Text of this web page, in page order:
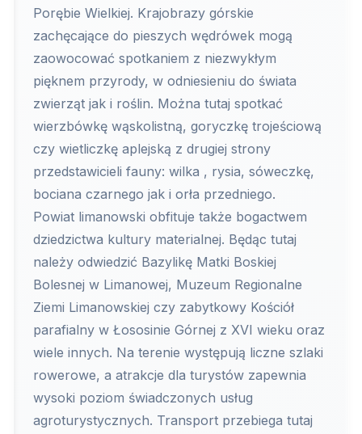
Porębie Wielkiej. Krajobrazy górskie
zachęcające do pieszych wędrówek mogą
zaowocować spotkaniem z niezwykłym
pięknem przyrody, w odniesieniu do świata
zwierząt jak i roślin. Można tutaj spotkać
wierzbówkę wąskolistną, goryczkę trojeściową
czy wietliczkę aplejską z drugiej strony
przedstawicieli fauny: wilka , rysia, sóweczkę,
bociana czarnego jak i orła przedniego.
Powiat limanowski obfituje także bogactwem
dziedzictwa kultury materialnej. Będąc tutaj
należy odwiedzić Bazylikę Matki Boskiej
Bolesnej w Limanowej, Muzeum Regionalne
Ziemi Limanowskiej czy zabytkowy Kościół
parafialny w Łososinie Górnej z XVI wieku oraz
wiele innych. Na terenie występują liczne szlaki
rowerowe, a atrakcje dla turystów zapewnia
wysoki poziom świadczonych usług
agroturystycznych. Transport przebiega tutaj